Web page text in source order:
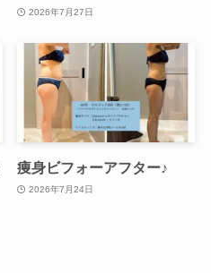
2026年7月27日
痩身ビフォーアフター♪
2026年7月24日